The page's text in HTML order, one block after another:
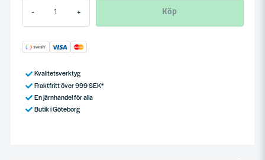
- + Köp
Kvalitetsverktyg
Fraktfritt över 999 SEK*
En järnhandel för alla
Butik i Göteborg